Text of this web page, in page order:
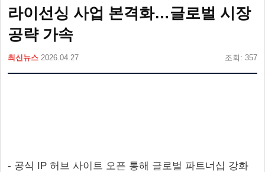
라이선싱 사업 본격화…글로벌 시장
공략 가속
최신뉴스 2026.04.27 조회: 357
- 공식 IP 허브 사이트 오픈 통해 글로벌 파트너십 강화